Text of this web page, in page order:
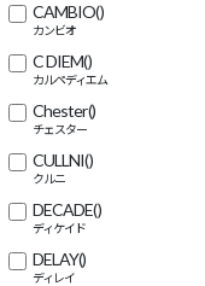
CAMBIO()
C DIEM()
Chester()
CULLNI()
DECADE()
DELAY()